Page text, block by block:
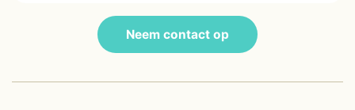
Neem contact op